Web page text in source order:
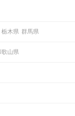
ムままさに楽しいことを探し
栃木県 群馬県
歌山県